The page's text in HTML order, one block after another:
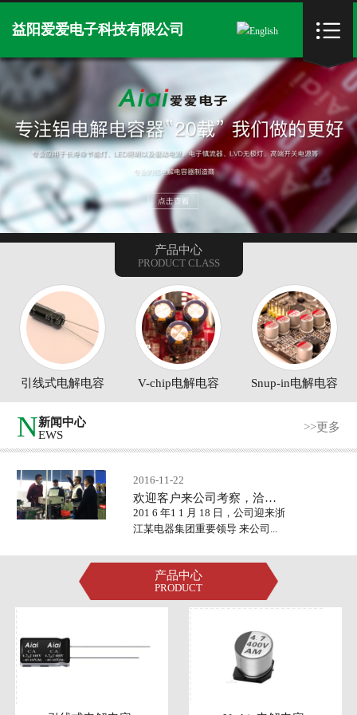

关于我们
企业文化
董事长致辞
公司实景
产品中心
生产设备
人才招聘
服务指南
英文版
益阳爱爱电子科技有限公司 English 
产品中心
PRODUCT CLASS
引线式电解电容 V-chip电解电容 Snup-in电解电容
N新闻中心
EWS
>>更多
2016-11-22
欢迎客户来公司考察，洽谈合作事宜！
201 6 年1 1 月 18 日，公司迎来浙
江某电器集团重要领导 来公司...
产品中心
PRODUCT